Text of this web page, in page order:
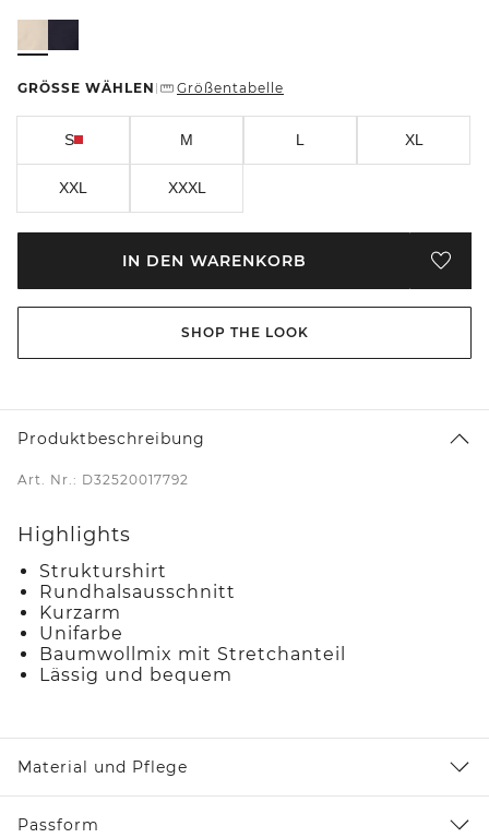
GRÖSSE WÄHLEN Größentabelle
S M L XL
XXL XXXL
IN DEN WARENKORB
SHOP THE LOOK
Produktbeschreibung
Art. Nr.: D32520017792
Highlights
Strukturshirt
Rundhalsausschnitt
Kurzarm
Unifarbe
Baumwollmix mit Stretchanteil
Lässig und bequem
Material und Pflege
Passform